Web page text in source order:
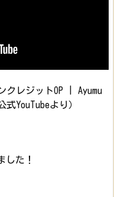
クレジットOP | Ayumu
式YouTubeより）
した！